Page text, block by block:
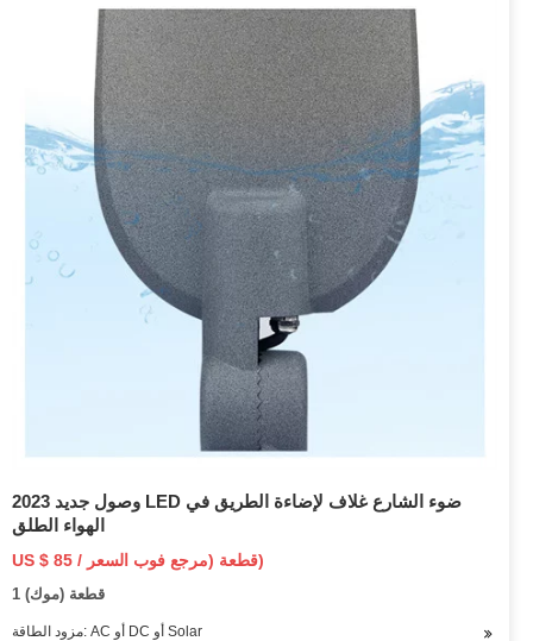
وصول جديد 2023 LED ضوء الشارع غلاف لإضاءة الطريق في
الهواء الطلق
US $ 85 / قطعة (مرجع فوب السعر)
1 قطعة (موك)
مزود الطاقة: AC أو DC أو Solar